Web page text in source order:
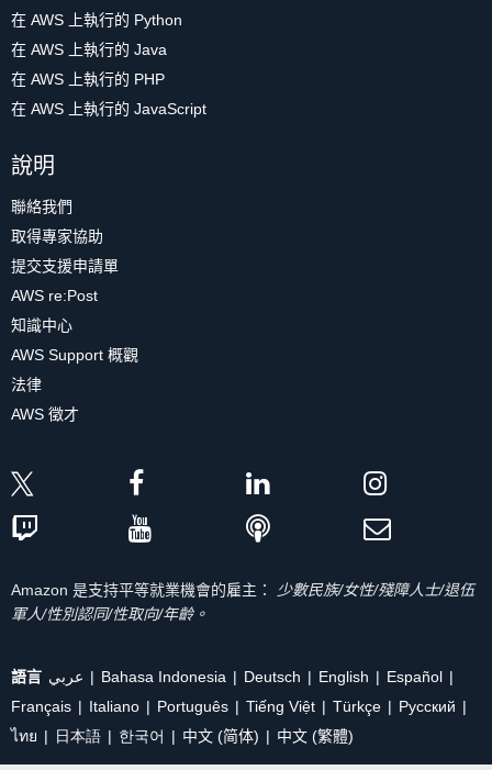
在 AWS 上執行的 Python
在 AWS 上執行的 Java
在 AWS 上執行的 PHP
在 AWS 上執行的 JavaScript
說明
聯絡我們
取得專家協助
提交支援申請單
AWS re:Post
知識中心
AWS Support 概觀
法律
AWS 徵才
Amazon 是支持平等就業機會的雇主：
少數民族/女性/殘障人士/退伍
軍人/性別認同/性取向/年齡。
語言 عربي Bahasa Indonesia Deutsch English
Español
Français
Italiano Português Tiếng Việt Türkçe
Ρусский
ไทย
日本語 한국어 中文 (简体) 中文 (繁體)